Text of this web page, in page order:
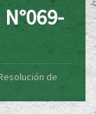
de